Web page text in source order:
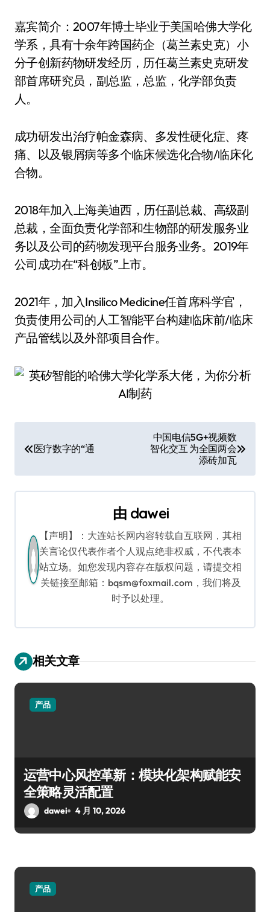
嘉宾简介：2007年博士毕业于美国哈佛大学化
学系，具有十余年跨国药企（葛兰素史克）小
分子创新药物研发经历，历任葛兰素史克研发
部首席研究员，副总监，总监，化学部负责
人。
成功研发出治疗帕金森病、多发性硬化症、疼
痛、以及银屑病等多个临床候选化合物/临床化
合物。
2018年加入上海美迪西，历任副总裁、高级副
总裁，全面负责化学部和生物部的研发服务业
务以及公司的药物发现平台服务业务。2019年
公司成功在“科创板”上市。
2021年，加入Insilico Medicine任首席科学官，
负责使用公司的人工智能平台构建临床前/临床
产品管线以及外部项目合作。
章
导
医疗数字的“通
中国电信5G+视频数
智化交互 为全国两会
添砖加瓦
由 dawei
【声明】：大连站长网内容转载自互联网，其相
关言论仅代表作者个人观点绝非权威，不代表本
站立场。如您发现内容存在版权问题，请提交相
关链接至邮箱：bqsm@foxmail.com，我们将及
时予以处理。
相关文章
产品
运营中心风控革新：模块化架构赋能安
全策略灵活配置
dawei 4 月 10, 2026
产品